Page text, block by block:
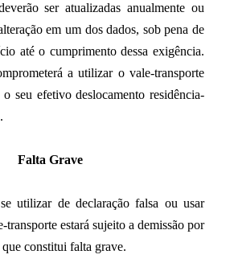
ser atualizadas anualmente ou
em um dos dados, sob pena de
até o cumprimento dessa exigência.
a utilizar o vale-transporte
seu efetivo deslocamento residência-
Falta Grave
utilizar de declaração falsa ou usar
transporte estará sujeito a demissão por
constitui falta grave.